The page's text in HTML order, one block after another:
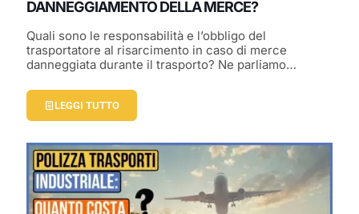
DANNEGGIAMENTO DELLA MERCE?
Quali sono le responsabilità e l’obbligo del
trasportatore al risarcimento in caso di merce
danneggiata durante il trasporto? Ne parliamo…
LEGGI TUTTO